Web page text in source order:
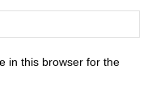
in this browser for the